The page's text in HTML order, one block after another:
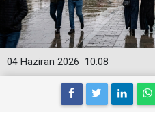
10:08
04 Haziran 2026